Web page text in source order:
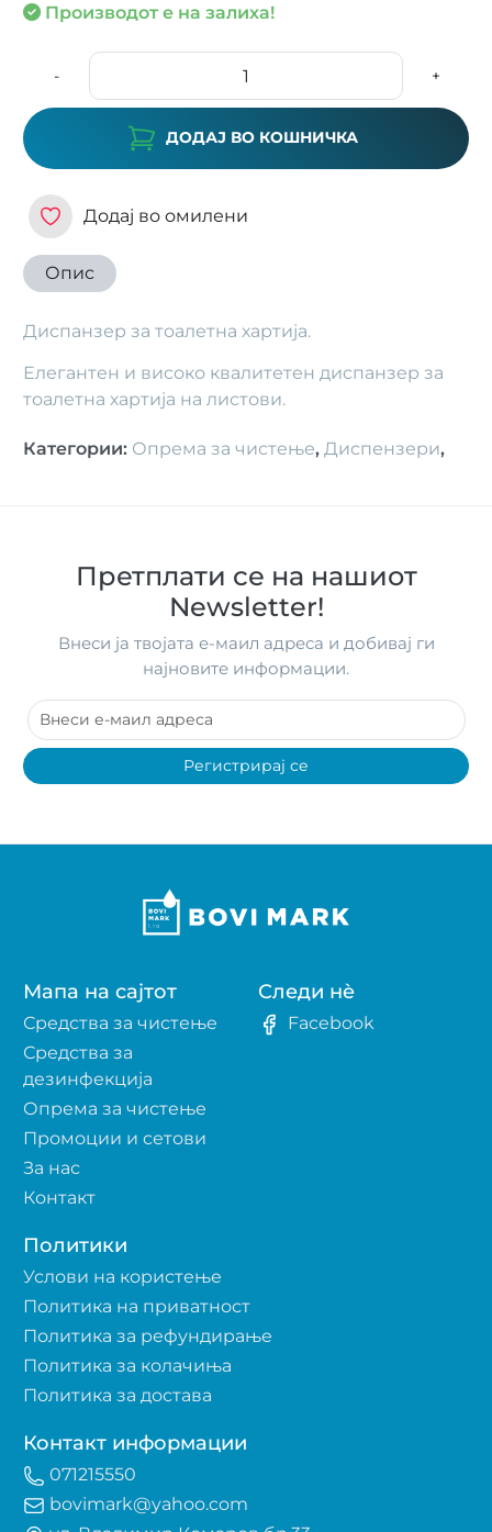
Производот е на залиха!
- +
ДОДАЈ ВО КОШНИЧКА
Додај во омилени
Опис
Диспанзер за тоалетна хартија.
Елегантен и високо квалитетен диспанзер за
тоалетна хартија на листови.
Категории: Опрема за чистење, Диспензери,
Претплати се на нашиот
Newsletter!
Внеси ја твојата е-маил адреса и добивај ги
најновите информации.
Регистрирај се
Мапа на сајтот
Средства за чистење
Средства за
дезинфекција
Опрема за чистење
Промоции и сетови
За нас
Контакт
Политики
Услови на користење
Политика на приватност
Политика за рефундирање
Политика за колачиња
Политика за достава
Контакт информации
071215550
bovimark@yahoo.com
Следи нè
Facebook